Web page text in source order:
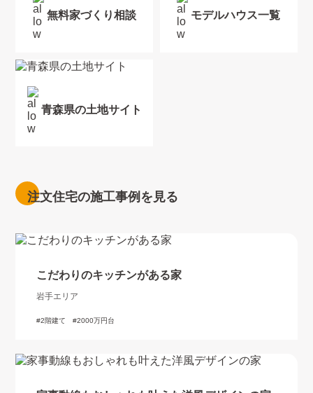
無料家づくり相談 モデルハウス一覧
青森県の土地サイト
注文住宅の施工事例を見る
こだわりのキッチンがある家
岩手エリア
2階建て 2000万円台